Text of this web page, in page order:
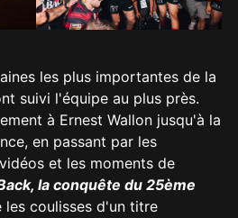
les plus importantes de la
suivi l'équipe au plus près.
à Ernest Wallon jusqu'à la
en passant par les
et les moments de
la conquête du 25ème
coulisses d'un titre